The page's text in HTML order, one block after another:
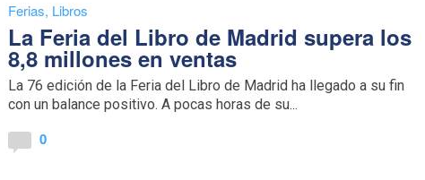
Ferias, Libros
La Feria del Libro de Madrid supera los
8,8 millones en ventas
La 76 edición de la Feria del Libro de Madrid ha llegado a su fin
con un balance positivo. A pocas horas de su...
0